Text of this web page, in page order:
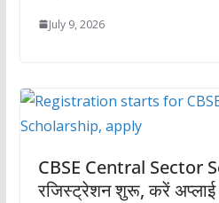
July 9, 2026
CBSE Central Sector
रजिस्ट्रेशन शुरू, करें अप्लाई